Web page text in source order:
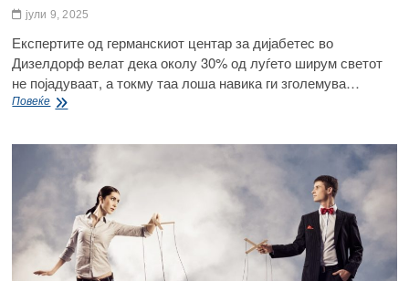
јули 9, 2025
Експертите од германскиот центар за дијабетес во
Дизелдорф велат дека околу 30% од луѓето ширум светот
не појадуваат, а токму таа лоша навика ги зголемува…
ПовеќеНе
доручекот!